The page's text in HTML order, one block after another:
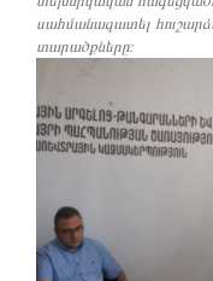
սահմանազատել
տարածքները։